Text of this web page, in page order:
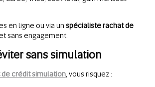
en ligne ou via un spécialiste rachat de
sans engagement.
sans simulation
crédit simulation, vous risquez :